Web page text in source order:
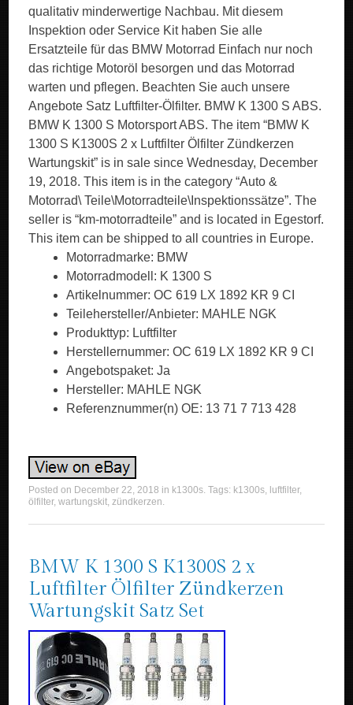
qualitativ minderwertige Nachbau. Mit diesem
Inspektion oder Service Kit haben Sie alle
Ersatzteile für das BMW Motorrad Einfach nur noch
das richtige Motoröl besorgen und das Motorrad
warten und pflegen. Beachten Sie auch unsere
Angebote Satz Luftfilter-Ölfilter. BMW K 1300 S ABS.
BMW K 1300 S Motorsport ABS. The item “BMW K
1300 S K1300S 2 x Luftfilter Ölfilter Zündkerzen
Wartungskit” is in sale since Wednesday, December
19, 2018. This item is in the category “Auto &
Motorrad\ Teile\Motorradteile\Inspektionssätze”. The
seller is “km-motorradteile” and is located in Egestorf.
This item can be shipped to all countries in Europe.
Motorradmarke: BMW
Motorradmodell: K 1300 S
Artikelnummer: OC 619 LX 1892 KR 9 CI
Teilehersteller/Anbieter: MAHLE NGK
Produkttyp: Luftfilter
Herstellernummer: OC 619 LX 1892 KR 9 CI
Angebotspaket: Ja
Hersteller: MAHLE NGK
Referenznummer(n) OE: 13 71 7 713 428
Posted on December 22, 2018 in k1300s. Tags: k1300s, luftfilter,
ölfilter,wartungskit,zündkerzen.
BMW K 1300 S K1300S 2 x
Luftfilter Ölfilter Zündkerzen
Wartungskit Satz Set